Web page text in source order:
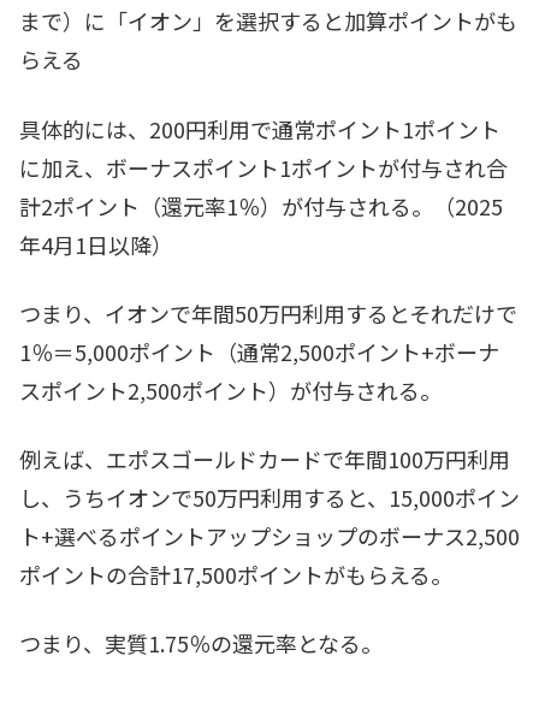
まで）に「イオン」を選択すると加算ポイントがも
らえる
具体的には、200円利用で通常ポイント1ポイント
に加え、ボーナスポイント1ポイントが付与され合
計2ポイント（還元率1％）が付与される。（2025
年4月1日以降）
つまり、イオンで年間50万円利用するとそれだけで
1％＝5,000ポイント（通常2,500ポイント+ボーナ
スポイント2,500ポイント）が付与される。
例えば、エポスゴールドカードで年間100万円利用
し、うちイオンで50万円利用すると、15,000ポイン
ト+選べるポイントアップショップのボーナス2,500
ポイントの合計17,500ポイントがもらえる。
つまり、実質1.75％の還元率となる。